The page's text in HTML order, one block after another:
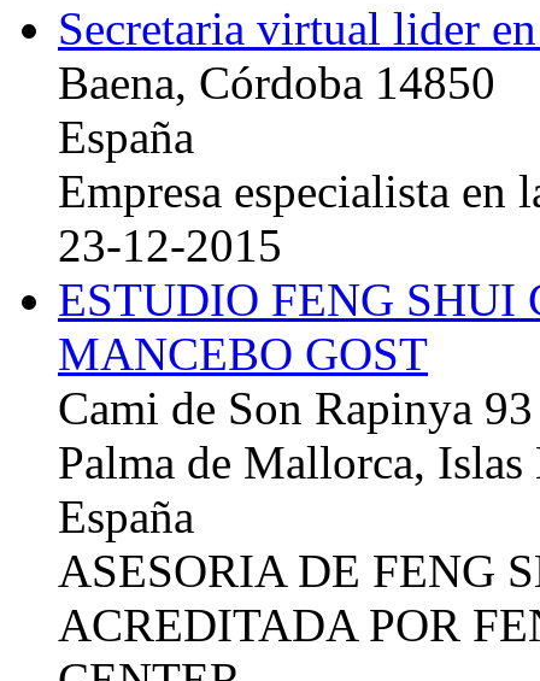
Secretaria virtual lider
Baena, Córdoba 14850
España
Empresa especialista en
23-12-2015
ESTUDIO FENG
MANCEBO GOST
Cami de Son Rapinya 93
Palma de Mallorca, Islas
España
ASESORIA DE FENG
ACREDITADA POR